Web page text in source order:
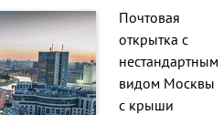
Почтовая
открытка с
нестандартным
видом Москвы
с крыши